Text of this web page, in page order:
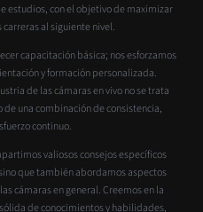
estudios, con el objetivo de maximizar
carreras al siguiente nivel.
capacitación básica; nos esforzamos
y formación personalizada.
de las cámaras en vivo no se trata
una combinación de consistencia,
continuo.
valiosos consejos específicos
que también abordamos aspectos
cámaras en general. Creemos en la
de conocimientos y habilidades,